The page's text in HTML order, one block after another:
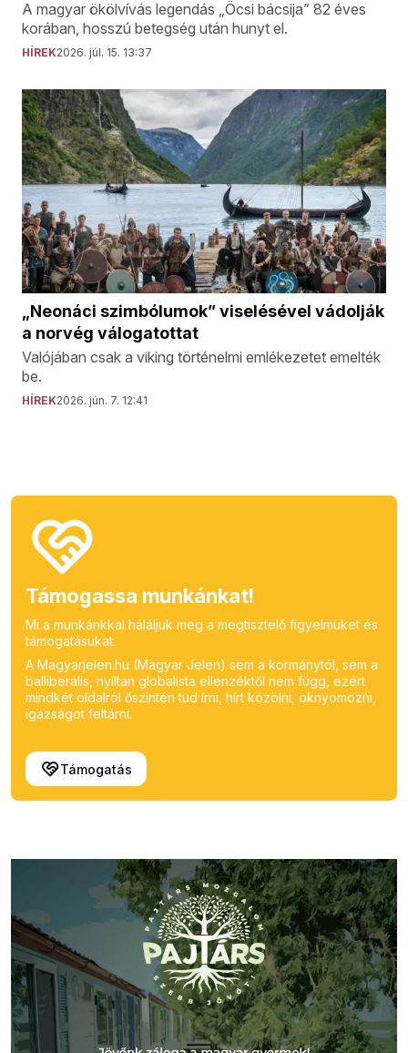
A magyar ökölvívás legendás „Öcsi bácsija” 82 éves
korában, hosszú betegség után hunyt el.
HÍREK2026. júl. 15. 13:37
„Neonáci szimbólumok” viselésével vádolják
a norvég válogatottat
Valójában csak a viking történelmi emlékezetet emelték
be.
HÍREK2026. jún. 7. 12:41
Támogassa munkánkat!
Mi a munkánkkal háláljuk meg a megtisztelő figyelmüket és
támogatásukat.
A Magyarjelen.hu (Magyar Jelen) sem a kormánytól, sem a
balliberális, nyíltan globalista ellenzéktől nem függ, ezért
mindkét oldalról őszintén tud írni, hírt közölni, oknyomozni,
igazságot feltárni.
Támogatás